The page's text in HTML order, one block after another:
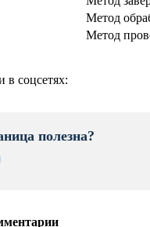
Метод
Метод
соцсетях:
полезна?